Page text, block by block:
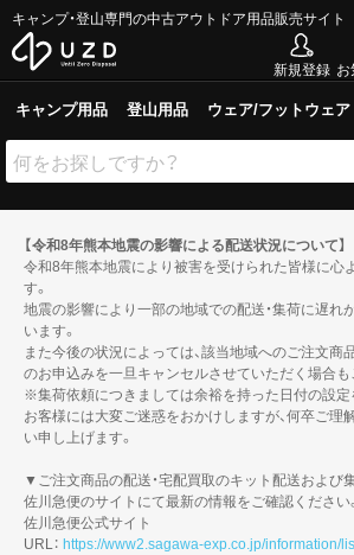
キャンプ・登山専門の中古アウトドア用品販売サイト
新規登録
キャンプ用品 登山用品 ウェア/フットウェア
【令和8年熊本地震の影響による配送状況について】
令和8年熊本地震により被害を受けられた皆様に心
す。
地震の影響により一部の地域での配送・集荷に遅れ
います。
また今後の状況によっては、該当地域へのご注文商
のお申込みを一旦キャンセルさせていただく場合も
※集荷依頼につきましては余裕を持った日付の設定
お客様には大変ご迷惑をおかけしますが、何卒ご理
い申し上げます。
▼ご注文商品の配送・宅配買取のキット配送および
佐川急便のサイトにて最新の情報をご確認ください。
佐川急便公式サイト
URL： https://www2.sagawa-exp.co.jp/information/